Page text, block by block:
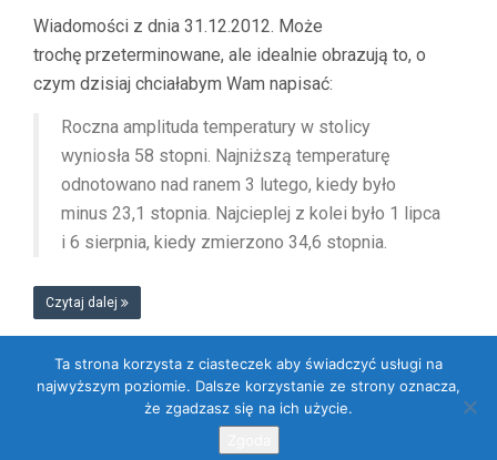
Wiadomości z dnia 31.12.2012. Może
trochę przeterminowane, ale idealnie obrazują to, o
czym dzisiaj chciałabym Wam napisać:
Roczna amplituda temperatury w stolicy
wyniosła 58 stopni. Najniższą temperaturę
odnotowano nad ranem 3 lutego, kiedy było
minus 23,1 stopnia. Najcieplej z kolei było 1 lipca
i 6 sierpnia, kiedy zmierzono 34,6 stopnia.
Czytaj dalej
Dumnie wspierane przez WordPressa. Szablon: Flat 1.7.11 by
Themeisle
Ta strona korzysta z ciasteczek aby świadczyć usługi na
najwyższym poziomie. Dalsze korzystanie ze strony oznacza,
że zgadzasz się na ich użycie.